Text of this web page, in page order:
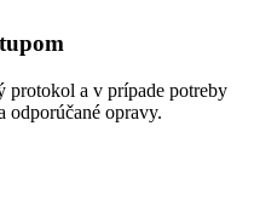
protokol a v prípade potreby
odporúčané opravy.